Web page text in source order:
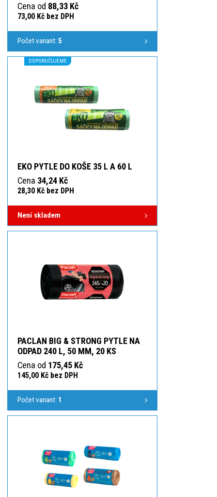
Cena od 88,33 Kč
73,00 Kč bez DPH
Počet variant: 5
DOPORUČUJEME
EKO PYTLE DO KOŠE 35 L A 60 L
Cena 34,24 Kč
28,30 Kč bez DPH
Není skladem
PACLAN BIG & STRONG PYTLE NA
ODPAD 240 L, 50 ΜM, 20 KS
Cena od 175,45 Kč
145,00 Kč bez DPH
Počet variant: 1